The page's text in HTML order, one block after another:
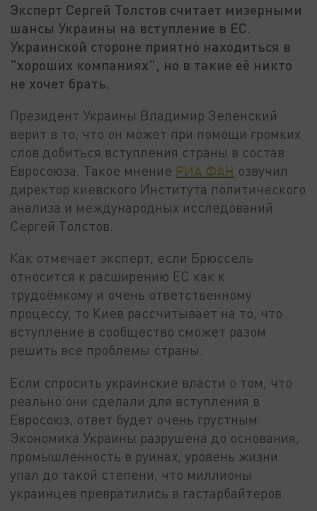
Эксперт Сергей Толстов считает мизерными
шансы Украины на вступление в ЕС.
Украинской стороне приятно находиться в
"хороших компаниях", но в такие её никто
не хочет брать.
Президент Украины Владимир Зеленский
верит в то, что он может при помощи громких
слов добиться вступления страны в состав
Евросоюза. Такое мнение РИА ФАН озвучил
директор киевского Института политического
анализа и международных исследований
Сергей Толстов.
Как отмечает эксперт, если Брюссель
относится к расширению ЕС как к
трудоёмкому и очень ответственному
процессу, то Киев рассчитывает на то, что
вступление в сообщество сможет разом
решить все проблемы страны.
Если спросить украинские власти о том, что
реально они сделали для вступления в
Евросоюз, ответ будет очень грустным.
Экономика Украины разрушена до основания,
промышленность в руинах, уровень жизни
упал до такой степени, что миллионы
украинцев превратились в гастарбайтеров.